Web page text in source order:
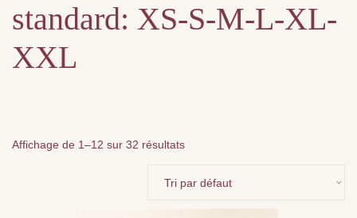
standard: XS-S-M-L-XL-
XXL
Affichage de 1–12 sur 32 résultats